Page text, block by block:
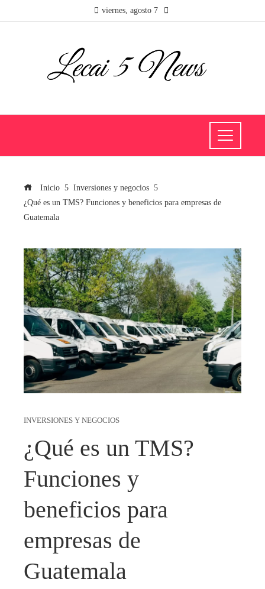
viernes, agosto 7
Inicio
Inversiones y negocios
¿Qué es un TMS? Funciones y beneficios para empresas de
Guatemala
INVERSIONES Y NEGOCIOS
¿Qué es un TMS?
Funciones y
beneficios para
empresas de
Guatemala